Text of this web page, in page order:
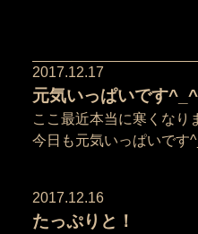
2017.12.17
元気いっぱいです^_^
ここ最近本当に寒くなり
今日も元気いっぱいです
2017.12.16
たっぷりと！